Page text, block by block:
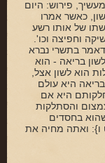
פירוש: היום
כאשר אמרו
של אותו רשע
וחפיצה וכו'.
בתשרי נברא
בריאה - הוא
הוא לשון אצל,
היא עולם
היא אם
והסתלקות
בחסדים
ו}: ואתה מחיה את